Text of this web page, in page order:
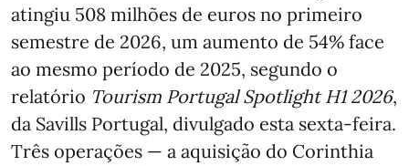
atingiu 508 milhões de euros no primeiro
semestre de 2026, um aumento de 54% face
ao mesmo período de 2025, segundo o
relatório Tourism Portugal Spotlight H1 2026,
da Savills Portugal, divulgado esta sexta-feira.
Três operações — a aquisição do Corinthia